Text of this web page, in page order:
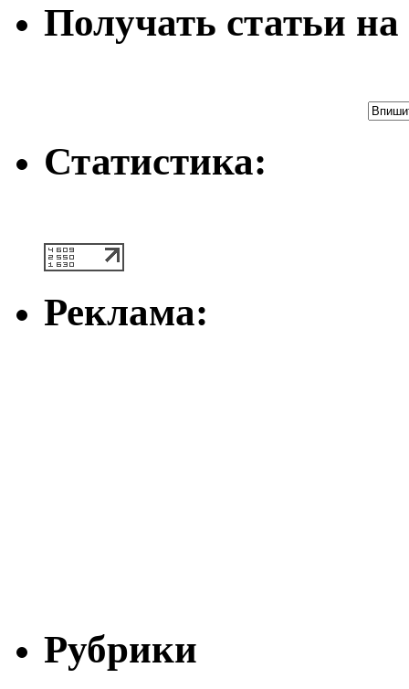
Получать статьи
Статистика:
Реклама:
Рубрики